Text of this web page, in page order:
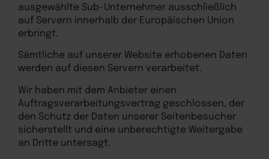
ausgewählte Sub-Unternehmer ausschließlich
auf Servern innerhalb der Europäischen Union
erbringt.
Sämtliche auf unserer Website erhobenen Daten
werden auf diesen Servern verarbeitet.
Wir haben mit dem Anbieter einen
Auftragsverarbeitungsvertrag geschlossen, der
den Schutz der Daten unserer Seitenbesucher
sicherstellt und eine unberechtigte Weitergabe
an Dritte untersagt.